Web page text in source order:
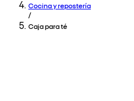
Cocina y repostería
/
Caja para té